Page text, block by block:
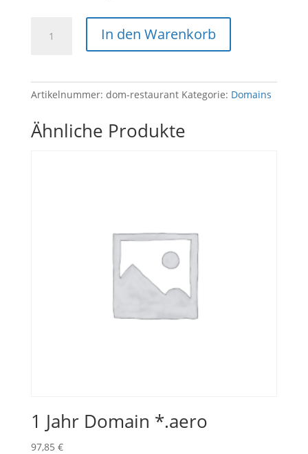
Menge
In den Warenkorb
Artikelnummer: dom-restaurant Kategorie: Domains
Ähnliche Produkte
1 Jahr Domain *.aero
97,85 €